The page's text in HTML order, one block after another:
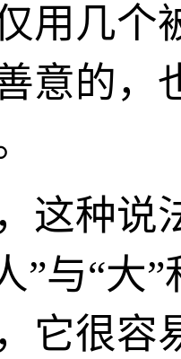
用几个
意的，
这种说
”与“大
它很容